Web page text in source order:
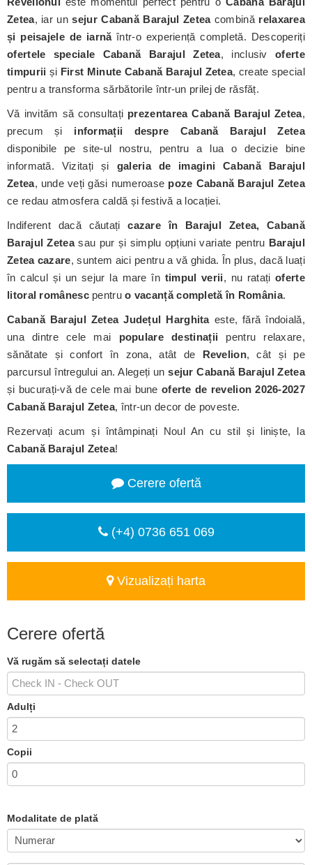
Zetea, iar unsejur Cabană Barajul Zeteacombină relaxarea
și peisajele de iarnăîntr-o experiență completă. Descoperiți
ofertele speciale Cabană Barajul Zetea, inclusivoferte
timpurii și First Minute Cabană Barajul Zetea, create special
pentru a transforma sărbătorile într-un prilej de răsfăț.
Vă invităm să consultați prezentarea Cabană Barajul Zetea,
precum și informații despre Cabană Barajul Zetea
disponibile pe site-ul nostru, pentru a lua o decizie bine
informată. Vizitați și galeria de imagini Cabană Barajul
Zetea, unde veți găsi numeroase poze Cabană Barajul Zetea
ce redau atmosfera caldă și festivă a locației.
Indiferent dacă căutațicazare în Barajul Zetea, Cabană
Barajul Zeteasau pur și simplu opțiuni variate pentru Barajul
Zetea cazare, suntem aici pentru a vă ghida. În plus, dacă luați
în calcul și un sejur la mare în timpul verii, nu ratațioferte
litoral românescpentruo vacanță completă în România.
Cabană Barajul Zetea Județul Harghitaeste, fără îndoială,
una dintre cele mai populare destinații pentru relaxare,
sănătate și confort în zona, atât de Revelion, cât și pe
parcursul întregului an. Alegeți unsejur Cabană Barajul Zetea
și bucurați-vă de cele mai bune oferte de revelion 2026-2027
Cabană Barajul Zetea, într-un decor de poveste.
Rezervați acum și întâmpinați Noul An cu stil și liniște, la
Cabană Barajul Zetea!
Cerere ofertă
(+4) 0736 651 069
Vizualizați harta
Cerere ofertă
Vă rugăm să selectați datele
Adulți
Copii
Modalitate de plată